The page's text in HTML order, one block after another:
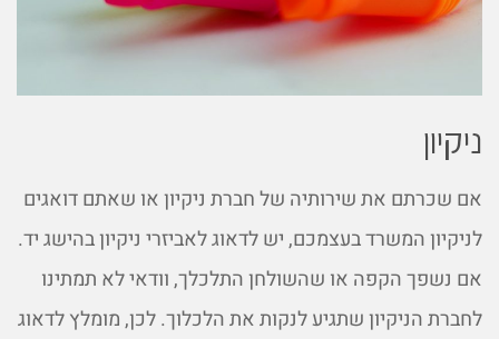
ניקיון
אם שכרתם את שירותיה של חברת ניקיון או שאתם דואגים
לניקיון המשרד בעצמכם, יש לדאוג לאביזרי ניקיון בהישג יד.
אם נשפך הקפה או שהשולחן התלכלך, וודאי לא תמתינו
לחברת הניקיון שתגיע לנקות את הלכלוך. לכן, מומלץ לדאוג